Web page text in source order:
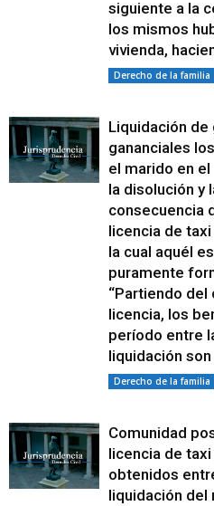
siguiente a la
los mismos
vivienda,
Derecho de la familia
Liquidación de
gananciales
el marido en
la disolución y
consecuencia
licencia de
la cual aquél
puramente
“Partiendo del
licencia, los
período entre
liquidación son
Derecho de la familia
Comunidad
licencia de
obtenidos
liquidación del